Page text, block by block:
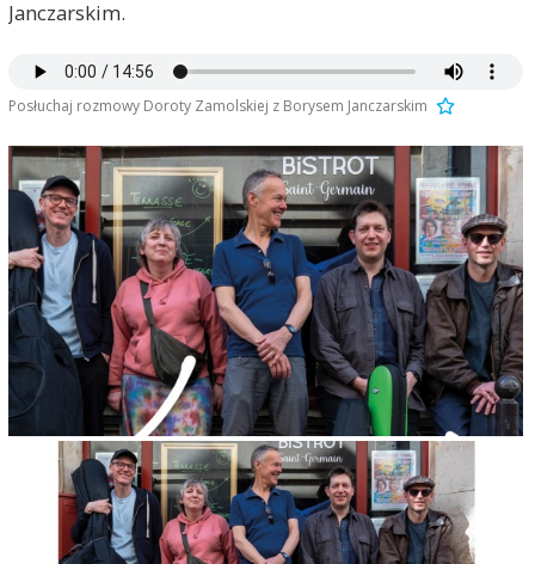
Janczarskim.
Posłuchaj rozmowy Doroty Zamolskiej z Borysem Janczarskim